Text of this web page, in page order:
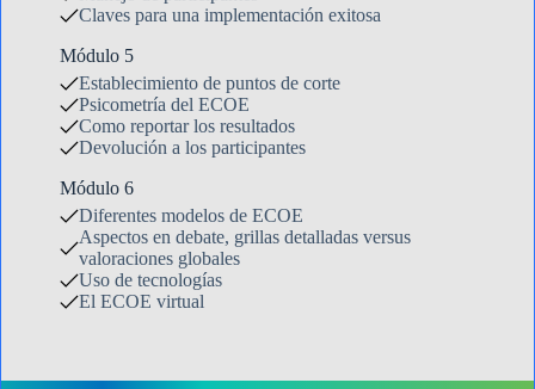
Claves para una implementación exitosa
Módulo 5
Establecimiento de puntos de corte
Psicometría del ECOE
Como reportar los resultados
Devolución a los participantes
Módulo 6
Diferentes modelos de ECOE
Aspectos en debate, grillas detalladas versus
valoraciones globales
Uso de tecnologías
El ECOE virtual